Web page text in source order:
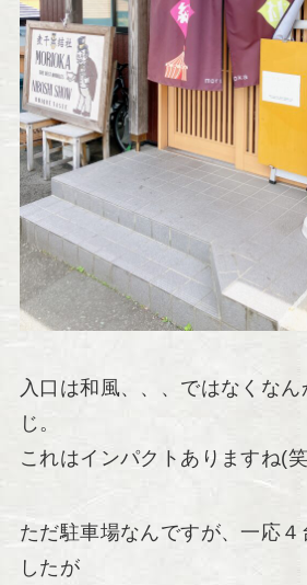
入口は和風、、、ではなくな
じ。
これはインパクトありますね(
ただ駐車場なんですが、一応
したが